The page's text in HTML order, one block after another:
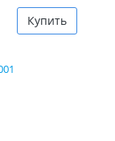
Купить